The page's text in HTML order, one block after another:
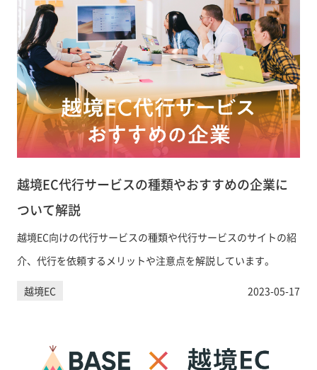
越境EC代行サービスの種類やおすすめの企業に
ついて解説
越境EC向けの代行サービスの種類や代行サービスのサイトの紹
介、代行を依頼するメリットや注意点を解説しています。
越境EC 2023-05-17